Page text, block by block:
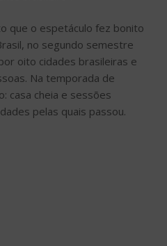
que o espetáculo fez bonito
no segundo semestre
oito cidades brasileiras e
Na temporada de
casa cheia e sessões
pelas quais passou.